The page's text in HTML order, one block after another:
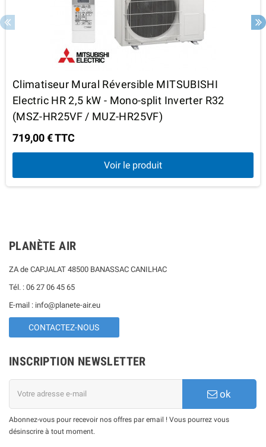
Climatiseur Mural Réversible MITSUBISHI
Electric HR 2,5 kW - Mono-split Inverter R32
(MSZ-HR25VF / MUZ-HR25VF)
719,00 € TTC
Voir le produit
PLANÈTE AIR
ZA de CAPJALAT 48500 BANASSAC CANILHAC
Tél. : 06 27 06 45 65
E-mail : info@planete-air.eu
CONTACTEZ-NOUS
INSCRIPTION NEWSLETTER
ok
Abonnez-vous pour recevoir nos offres par email ! Vous pourrez vous
désinscrire à tout moment.